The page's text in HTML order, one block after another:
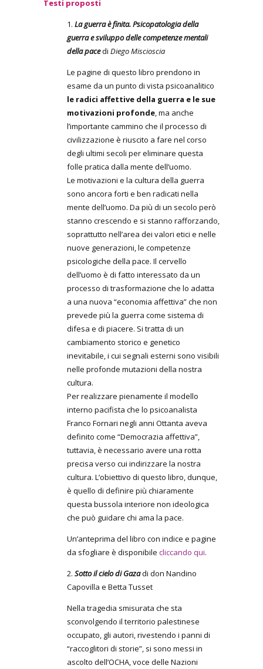
Testi proposti
1. La guerra è finita. Psicopatologia della
guerra e sviluppo delle competenze mentali
della pacedi Diego Miscioscia
Le pagine di questo libro prendono in
esame da un punto di vista psicoanalitico
le radici affettive della guerra e le sue
motivazioni profonde , ma anche
l’importante cammino che il processo di
civilizzazione è riuscito a fare nel corso
degli ultimi secoli per eliminare questa
folle pratica dalla mente dell’uomo.
Le motivazioni e la cultura della guerra
sono ancora forti e ben radicati nella
mente dell’uomo. Da più di un secolo però
stanno crescendo e si stanno rafforzando,
soprattutto nell’area dei valori etici e nelle
nuove generazioni, le competenze
psicologiche della pace. Il cervello
dell’uomo è di fatto interessato da un
processo di trasformazione che lo adatta
a una nuova “economia affettiva” che non
prevede più la guerra come sistema di
difesa e di piacere. Si tratta di un
cambiamento storico e genetico
inevitabile, i cui segnali esterni sono visibili
nelle profonde mutazioni della nostra
cultura.
Per realizzare pienamente il modello
interno pacifista che lo psicoanalista
Franco Fornari negli anni Ottanta aveva
definito come “Democrazia affettiva”,
tuttavia, è necessario avere una rotta
precisa verso cui indirizzare la nostra
cultura. L’obiettivo di questo libro, dunque,
è quello di definire più chiaramente
questa bussola interiore non ideologica
che può guidare chi ama la pace.
Un’anteprima del libro con indice e pagine
da sfogliare è disponibile cliccando qui.
2. Sotto il cielo di Gazadi don Nandino
Capovilla e Betta Tusset
Nella tragedia smisurata che sta
sconvolgendo il territorio palestinese
occupato, gli autori, rivestendo i panni di
“raccoglitori di storie”, si sono messi in
ascolto dell’OCHA, voce delle Nazioni